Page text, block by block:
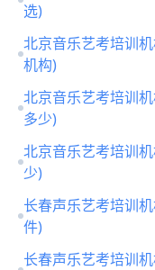
选)
北京音乐艺考培训
机构)
北京音乐艺考培训
多少)
北京音乐艺考培训
少)
长春声乐艺考培训
件)
长春声乐艺考培训